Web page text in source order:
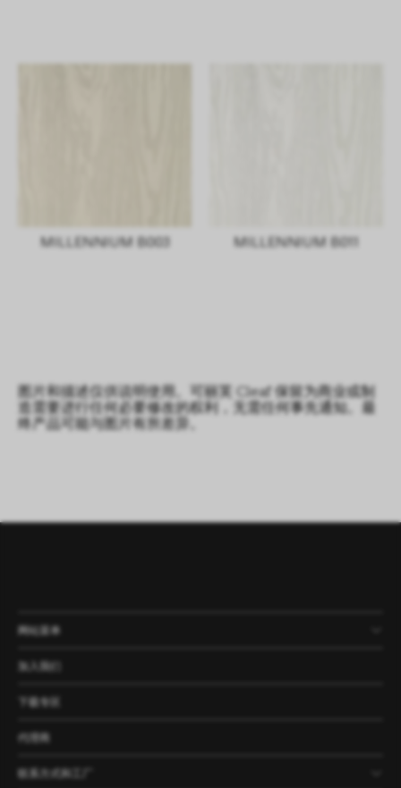
MILLENNIUM B003 MILLENNIUM B011
图片和描述仅供说明使用。可丽芙 Cleaf 保留为商业或制
造需要进行任何必要修改的权利，无需任何事先通知。最
终产品可能与图片有所差异。
网站菜单
产品
公司
资讯
案例
加入我们
下载专区
代理商
联系方式和工厂